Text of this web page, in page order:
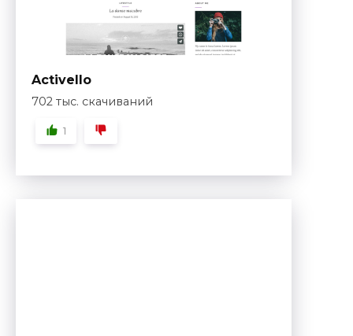
Activello
702 тыс. скачиваний
1